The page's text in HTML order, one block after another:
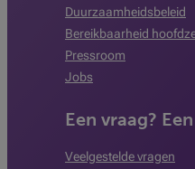
Duurzaamheidsbeleid
Bereikbaarheid
Pressroom
Jobs
Een vraag?
Veelgestelde vragen